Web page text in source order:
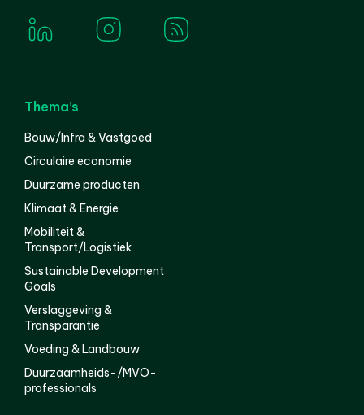
Thema’s
Bouw/Infra & Vastgoed
Circulaire economie
Duurzame producten
Klimaat & Energie
Mobiliteit &
Transport/Logistiek
Sustainable Development
Goals
Verslaggeving &
Transparantie
Voeding & Landbouw
Duurzaamheids-/MVO-
professionals